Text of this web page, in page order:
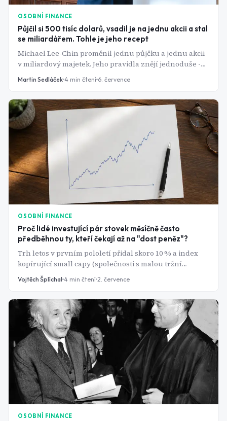
OSOBNÍ FINANCE
Půjčil si 500 tisíc dolarů, vsadil je na jednu akcii a stal
se miliardářem. Tohle je jeho recept
Michael Lee-Chin proměnil jednu půjčku a jednu akcii
v miliardový majetek. Jeho pravidla znějí jednoduše -
Martin Sedláček 4 min čtení 6. července
OSOBNÍ FINANCE
Proč lidé investující pár stovek měsíčně často
předběhnou ty, kteří čekají až na "dost peněz"?
Trh letos v prvním pololetí přidal skoro 10 % a index
kopírující small capy (společnosti s malou tržní
kapitalizací do 2 miliard dolarů) dokonce téměř 20 %.
Kdo čekal na velký balík peněz, aby "začal pořádně",
Vojtěch Šplíchal 4 min čtení 2. července
OSOBNÍ FINANCE